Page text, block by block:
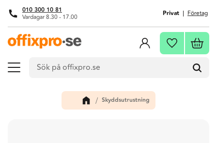
Meny
010 300 10 81
Vardagar 8.30 - 17.00 Privat Företag
Favoriter
Skyddsutrustning